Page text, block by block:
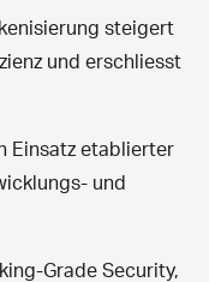
steigert
und erschliesst
Einsatz etablierter
und
Grade Security,